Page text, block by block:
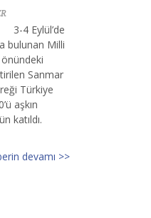
3-4 Eylül’de
bulunan Milli
önündeki
Sanmar
Türkiye
aşkın
katıldı.
devamı >>